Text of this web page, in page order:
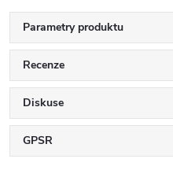
Parametry produktu
Recenze
Diskuse
GPSR